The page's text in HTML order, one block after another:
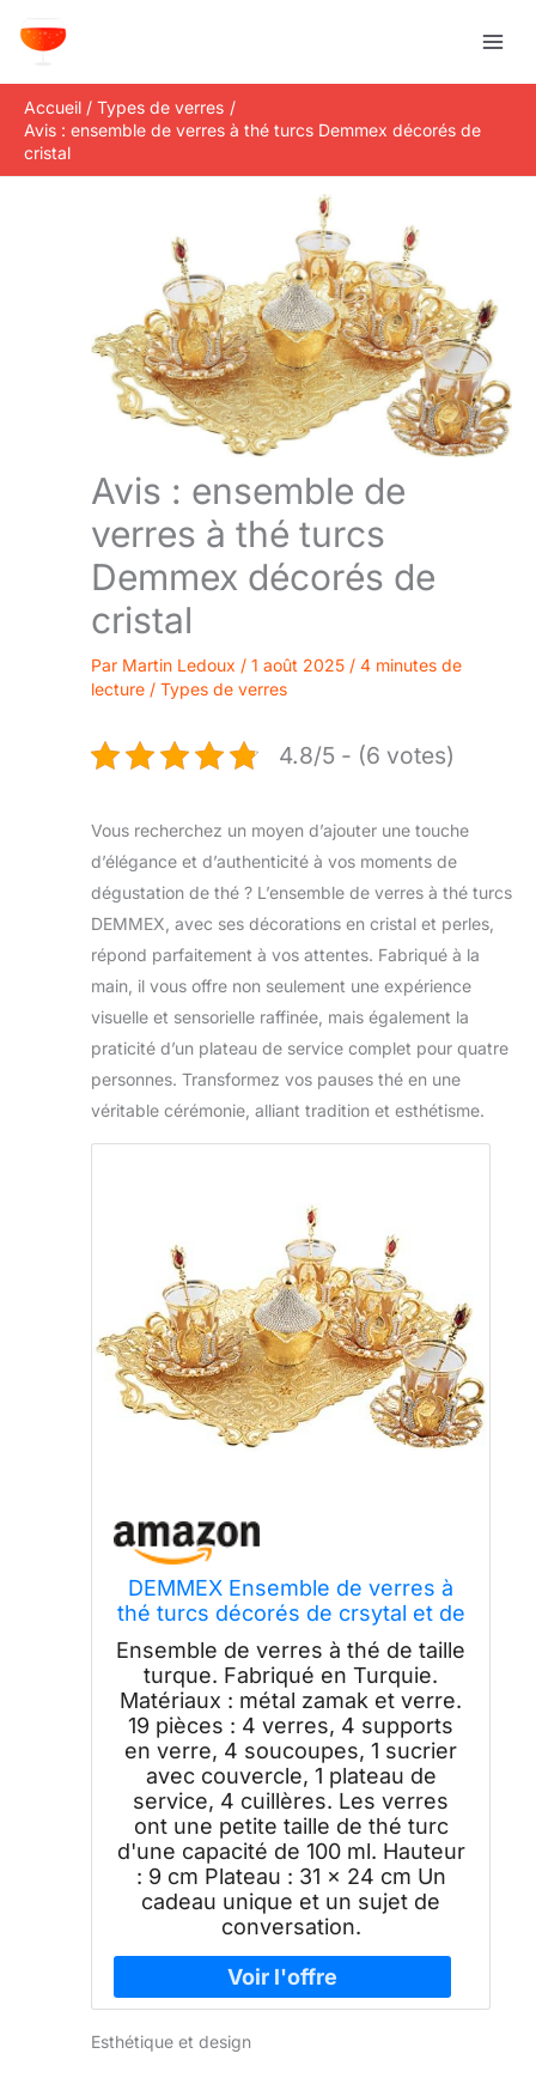
Accueil
Types de verres
Avis : ensemble de verres à thé turcs Demmex décorés de
cristal
Avis : ensemble de
verres à thé turcs
Demmex décorés de
cristal
Par Martin Ledoux / 1 août 2025 / 4 minutes de
lecture / Types de verres
4.8/5 - (6 votes)
Vous recherchez un moyen d’ajouter une touche
d’élégance et d’authenticité à vos moments de
dégustation de thé ? L’ensemble de verres à thé turcs
DEMMEX, avec ses décorations en cristal et perles,
répond parfaitement à vos attentes. Fabriqué à la
main, il vous offre non seulement une expérience
visuelle et sensorielle raffinée, mais également la
praticité d’un plateau de service complet pour quatre
personnes. Transformez vos pauses thé en une
véritable cérémonie, alliant tradition et esthétisme.
DEMMEX Ensemble de verres à
thé turcs décorés de crsytal et de
perles, supports en métal,
soucoupes, sucrier avec
couvercle et plateau de service
pour 4 personnes, fait à la main,
93,6 g (cristal)
Ensemble de verres à thé de taille
turque. Fabriqué en Turquie.
Matériaux : métal zamak et verre.
19 pièces : 4 verres, 4 supports
en verre, 4 soucoupes, 1 sucrier
avec couvercle, 1 plateau de
service, 4 cuillères. Les verres
ont une petite taille de thé turc
d'une capacité de 100 ml. Hauteur
: 9 cm Plateau : 31 x 24 cm Un
cadeau unique et un sujet de
conversation.
Esthétique et design
e
c
h
e
r